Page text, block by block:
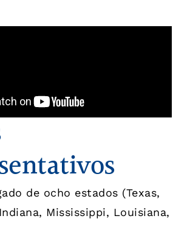
de ocho estados (Texas,
Mississippi, Louisiana,